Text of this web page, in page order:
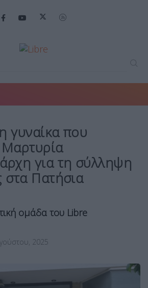
γυναίκα που
για τη σύλληψη
στα Πατήσια
ομάδα του Libre
2025